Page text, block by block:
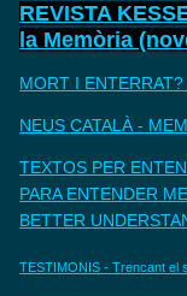
REVISTA
la Memòria
MORT I
NEUS CATALÀ -
TEXTOS PER
PARA ENTENDER
BETTER
TESTIMONIS - Trencant el